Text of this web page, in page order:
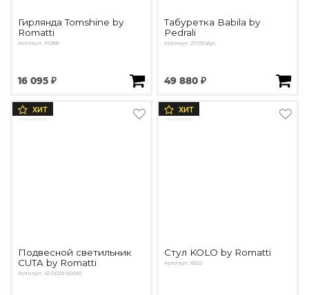
Гирлянда Tomshine by
Romatti
Артикул: PD88
16 095 ₽
Табуретка Babila by
Pedrali
Артикул: 2703/a/gc
49 880 ₽
ХИТ
Подвесной светильник
CUTA by Romatti
Артикул: AJDD23-90099
ХИТ
Стул KOLO by Romatti
Артикул: 8322